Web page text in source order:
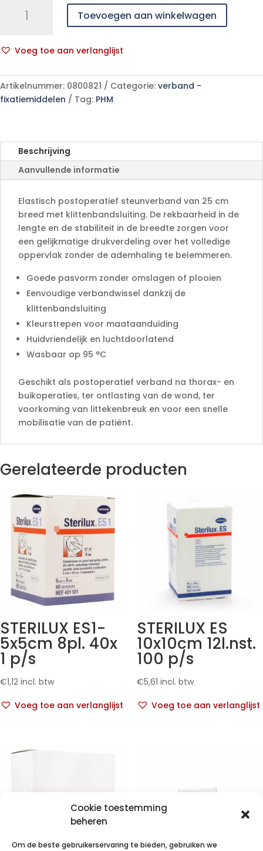
Cookie toestemming
beheren
Om de beste gebruikerservaring te bieden, gebruiken we
aantal
Toevoegen aan winkelwagen
Voeg toe aan verlanglijst
l
t
e
a
t
Artikelnummer: 0800821 Categorie: verband -
fixatiemiddelen
Tag: PHM
Beschrijving
Aanvullende informatie
Elastisch postoperatief steunverband van 25 cm
breed met klittenbandsluiting. De rekbaarheid in de
lengte en de stabiliteit in de breedte zorgen voor
een gelijkmatige drukverdeling over het volledige
oppervlak zonder de ademhaling te belemmeren.
Goede pasvorm zonder omslagen of plooien
Eenvoudige verbandwissel dankzij de
klittenbandsluiting
Kleurstrepen voor maataanduiding
Huidvriendelijk en luchtdoorlatend
Wasbaar op 95 °C
Geschikt als postoperatief verband na thorax- en
buikoperaties, ter ontlasting van de wond, ter
voorkoming van littekenbreuk en voor een snelle
mobilisatie van de patiënt.
Gerelateerde producten
STERILUX ES1-
5x5cm 8pl. 40x
1 p/s
€1,12 incl. btw
Voeg toe aan verlanglijst
STERILUX ES
10x10cm 12l.nst.
100 p/s
€5,61 incl. btw
Voeg toe aan verlanglijst